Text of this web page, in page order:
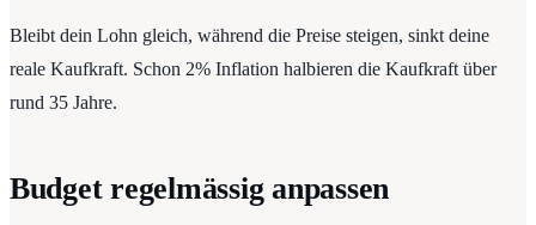
Bleibt dein Lohn gleich, während die Preise steigen, sinkt deine
reale Kaufkraft. Schon 2% Inflation halbieren die Kaufkraft über
rund 35 Jahre.
Budget regelmässig anpassen